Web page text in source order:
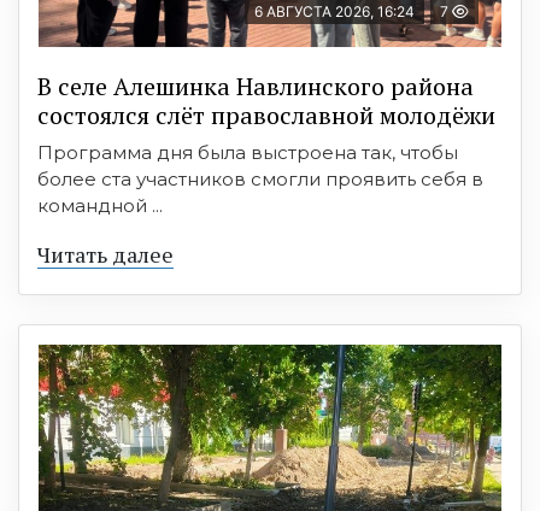
6 АВГУСТА 2026, 16:24 7
В селе Алешинка Навлинского района
состоялся слёт православной молодёжи
Программа дня была выстроена так, чтобы
более ста участников смогли проявить себя в
командной ...
Читать далее